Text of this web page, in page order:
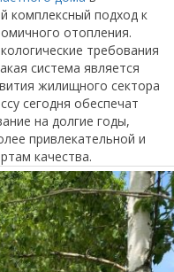
комплексный подход к
отопления.
требования
система является
жилищного сектора
сегодня обеспечат
на долгие годы,
привлекательной и
качества.